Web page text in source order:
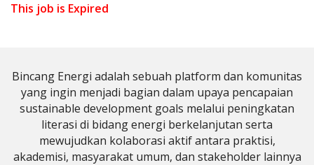
This job is Expired
Bincang Energi adalah sebuah platform dan komunitas
yang ingin menjadi bagian dalam upaya pencapaian
sustainable development goals melalui peningkatan
literasi di bidang energi berkelanjutan serta
mewujudkan kolaborasi aktif antara praktisi,
akademisi, masyarakat umum, dan stakeholder lainnya